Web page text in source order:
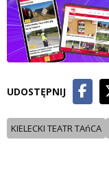
UDOSTĘPNIJ
KIELECKI TEATR TAńCA